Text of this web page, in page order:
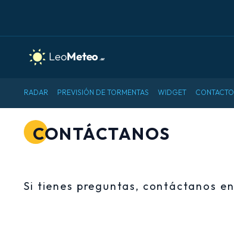
RADAR PREVISIÓN DE TORMENTAS WIDGET CONTACTO
CONTÁCTANOS
Si tienes preguntas, contáctanos en